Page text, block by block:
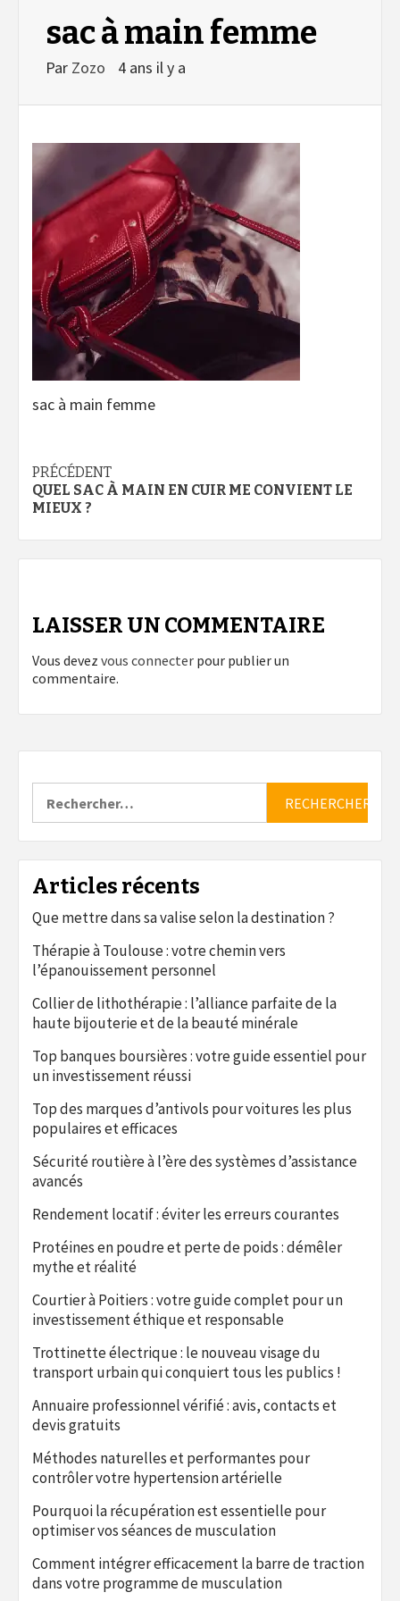
sac à main femme
Par Zozo 4 ans il y a
sac à main femme
Navigation
d’article
PRÉCÉDENT
QUEL SAC À MAIN EN CUIR ME CONVIENT LE
MIEUX ?
LAISSER UN COMMENTAIRE
Vous devez vous connecter pour publier un
commentaire.
Articles récents
Que mettre dans sa valise selon la destination ?
Thérapie à Toulouse : votre chemin vers
l’épanouissement personnel
Collier de lithothérapie : l’alliance parfaite de la
haute bijouterie et de la beauté minérale
Top banques boursières : votre guide essentiel pour
un investissement réussi
Top des marques d’antivols pour voitures les plus
populaires et efficaces
Sécurité routière à l’ère des systèmes d’assistance
avancés
Rendement locatif : éviter les erreurs courantes
Protéines en poudre et perte de poids : démêler
mythe et réalité
Courtier à Poitiers : votre guide complet pour un
investissement éthique et responsable
Trottinette électrique : le nouveau visage du
transport urbain qui conquiert tous les publics !
Annuaire professionnel vérifié : avis, contacts et
devis gratuits
Méthodes naturelles et performantes pour
contrôler votre hypertension artérielle
Pourquoi la récupération est essentielle pour
optimiser vos séances de musculation
Comment intégrer efficacement la barre de traction
dans votre programme de musculation